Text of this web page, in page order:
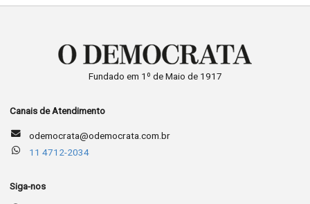
Fundado em 1º de Maio de 1917
Canais de Atendimento
odemocrata@odemocrata.com.br
11 4712-2034
Siga-nos